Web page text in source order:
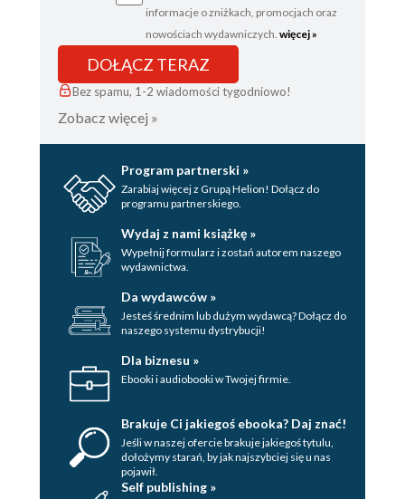
informacje o zniżkach, promocjach oraz
nowościach wydawniczych. więcej »
DOŁĄCZ TERAZ
Bez spamu, 1-2 wiadomości tygodniowo!
Zobacz więcej »
Program partnerski »
Zarabiaj więcej z Grupą Helion! Dołącz do
programu partnerskiego.
Wydaj z nami książkę »
Wypełnij formularz i zostań autorem naszego
wydawnictwa.
Da wydawców »
Jesteś średnim lub dużym wydawcą? Dołącz do
naszego systemu dystrybucji!
Dla biznesu »
Ebooki i audiobooki w Twojej firmie.
Brakuje Ci jakiegoś ebooka? Daj znać!
Jeśli w naszej ofercie brakuje jakiegoś tytulu,
dołożymy starań, by jak najszybciej się u nas
pojawił.
Self publishing »